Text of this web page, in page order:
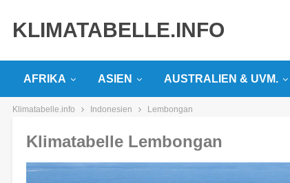
KLIMATABELLE.INFO
AFRIKA ASIEN AUSTRALIEN & UVM.
Klimatabelle.info Indonesien Lembongan
Klimatabelle Lembongan